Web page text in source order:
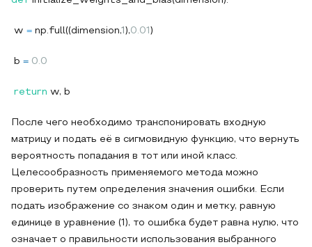
w = np.full((dimension,1 ),0.01 )
b = 0.0
return w, b
После чего необходимо транспонировать входную
матрицу и подать её в сигмовидную функцию, что вернуть
вероятность попадания в тот или иной класс.
Целесообразность применяемого метода можно
проверить путем определения значения ошибки. Если
подать изображение со знаком один и метку, равную
единице в уравнение (1), то ошибка будет равна нулю, что
означает о правильности использования выбранного